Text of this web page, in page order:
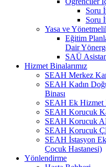
Soru
Soru
Yasa ve
Eğitim
Dair
SAÜ
Hizmet Binalarımız
SEAH Merkez
SEAH Kadın
Binası
SEAH Ek Hizmet
SEAH Korucuk
SEAH Korucuk
SEAH Korucuk
SEAH İstasyon
Çocuk Hastanesi)
Yönlendirme